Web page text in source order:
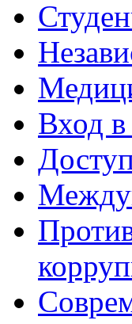
Вход в